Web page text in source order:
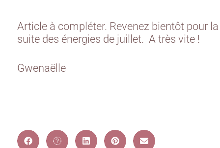
Article à compléter. Revenez bientôt pour la
suite des énergies de juillet. A très vite !
Gwenaëlle